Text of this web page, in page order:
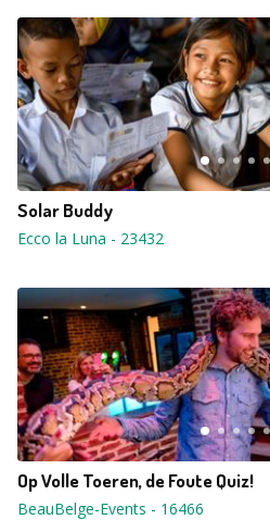
Solar Buddy
Ecco la Luna - 23432
Op Volle Toeren, de Foute Quiz!
BeauBelge-Events - 16466